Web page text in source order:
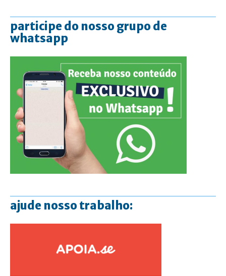
participe do nosso grupo de
whatsapp
ajude nosso trabalho: